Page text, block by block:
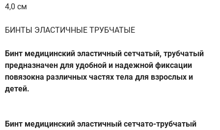
4,0 см
БИНТЫ ЭЛАСТИЧНЫЕ ТРУБЧАТЫЕ
Бинт медицинский эластичный сетчатый, трубчатый
предназначен для удобной и надежной фиксации
повязокна различных частях тела для взрослых и
детей.
Бинт медицинский эластичный сетчато-трубчатый